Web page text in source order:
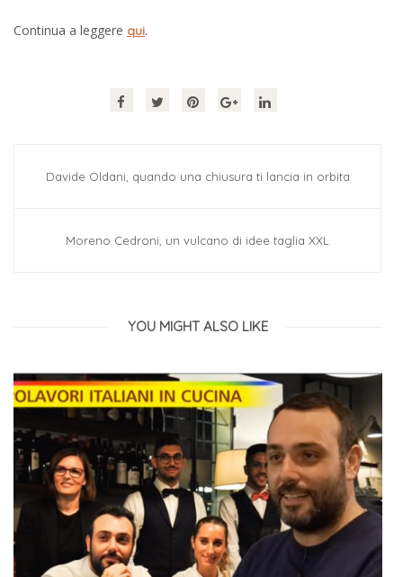
Continua a leggere qui.
Davide Oldani, quando una chiusura ti lancia in orbita
Moreno Cedroni, un vulcano di idee taglia XXL
YOU MIGHT ALSO LIKE